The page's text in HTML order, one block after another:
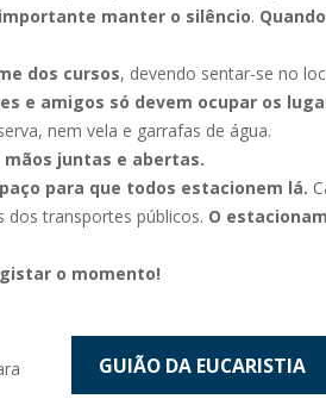
manter o silêncio.
dos cursos, devendo sentar-se no
e amigos só devem ocupar os
nem vela e garrafas de água.
juntas e abertas.
para que todos estacionem lá.
dos transportes públicos. O
o momento!
GUIÃO DA EUCARISTIA